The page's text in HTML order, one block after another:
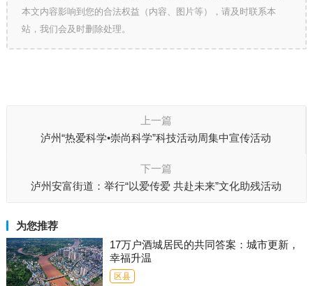
本文内容影响到您的合法权益（内容、图片等），请及时联系本
站，我们会及时删除处理。
上一篇
泸州“热爱科学•崇尚科学”科技活动周集中宣传活动
下一篇
泸州安富街道：举行“以爱传爱 共赴未来”文化助残活动
为您推荐
17万户酒城居民的共同答案：城市更新，
幸福升温
区县